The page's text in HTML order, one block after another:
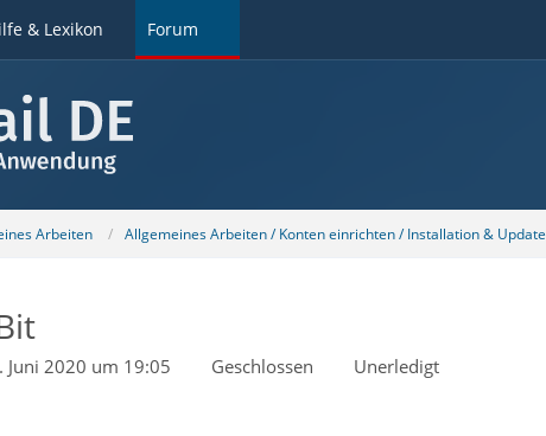
& Lexikon Forum
Arbeiten Allgemeines Arbeiten / Konten einrichten / Installation & Update
Juni 2020 um 19:05 Geschlossen Unerledigt